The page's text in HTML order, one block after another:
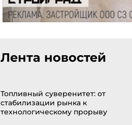
Лента новостей
Топливный суверенитет: от
стабилизации рынка к
технологическому прорыву